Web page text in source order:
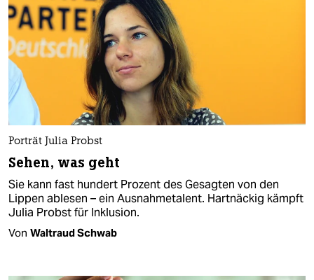
Porträt Julia Probst
Sehen, was geht
Sie kann fast hundert Prozent des Gesagten von den
Lippen ablesen – ein Ausnahmetalent. Hartnäckig kämpft
Julia Probst für Inklusion.
Von Waltraud Schwab